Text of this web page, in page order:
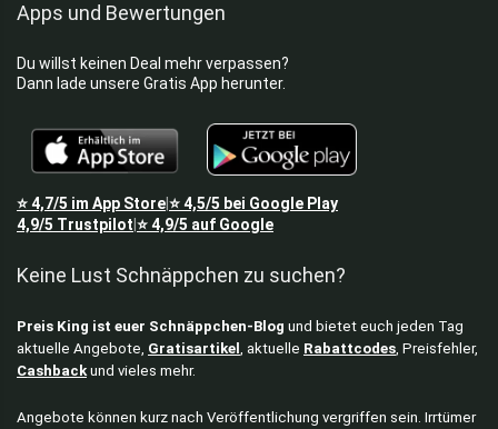
Koffer
Laufräder
Pools
Sport
Tische
Tops
Alle Kategorien
Apps und Bewertungen
Du willst keinen Deal mehr verpassen?
Dann lade unsere Gratis App herunter.
⭐4,7/5 im App Store⭐4,5/5 bei Google Play
4,9/5 Trustpilot ⭐4,9/5 auf Google
Keine Lust Schnäppchen zu suchen?
Preis King ist euer Schnäppchen-Blog und bietet euch jeden Tag
aktuelle Angebote, Gratisartikel , aktuelle Rabattcodes , Preisfehler,
Cashback und vieles mehr.
Angebote können kurz nach Veröffentlichung vergriffen sein. Irrtümer